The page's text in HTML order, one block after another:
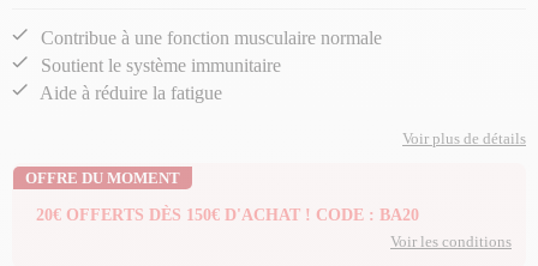
Contribue à une fonction musculaire normale
Soutient le système immunitaire
Aide à réduire la fatigue
Voir plus de détails
OFFRE DU MOMENT
20€ OFFERTS DÈS 150€ D'ACHAT ! CODE : BA20
Voir les conditions